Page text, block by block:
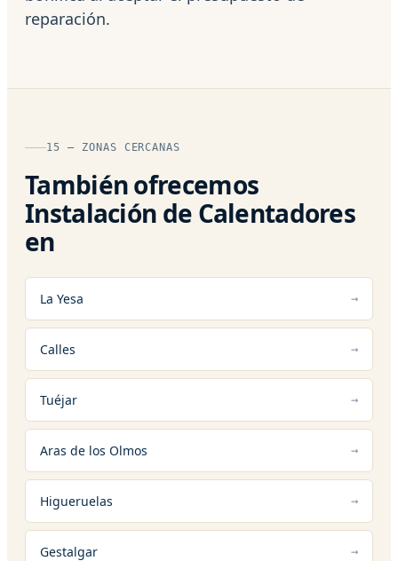
reparación.
15 — ZONAS CERCANAS
También ofrecemos
Instalación de Calentadores
en
La Yesa
Calles
Tuéjar
Aras de los Olmos
Higueruelas
Gestalgar